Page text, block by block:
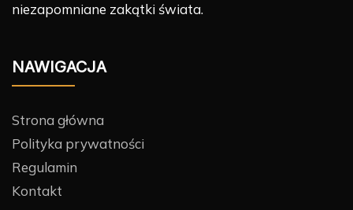
niezapomniane zakątki świata.
NAWIGACJA
Strona główna
Polityka prywatności
Regulamin
Kontakt